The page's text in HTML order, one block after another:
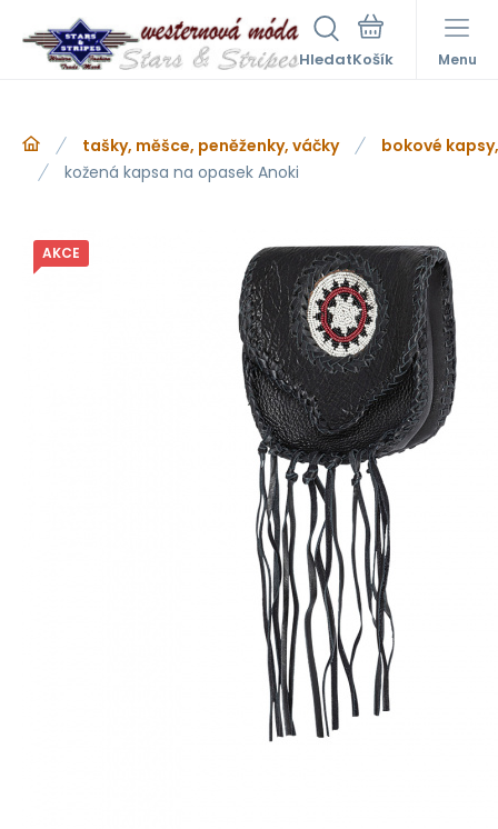
Hledat Menu
tašky, měšce, peněženky, váčky
bokové
kožená kapsa na opasek Anoki
AKCE